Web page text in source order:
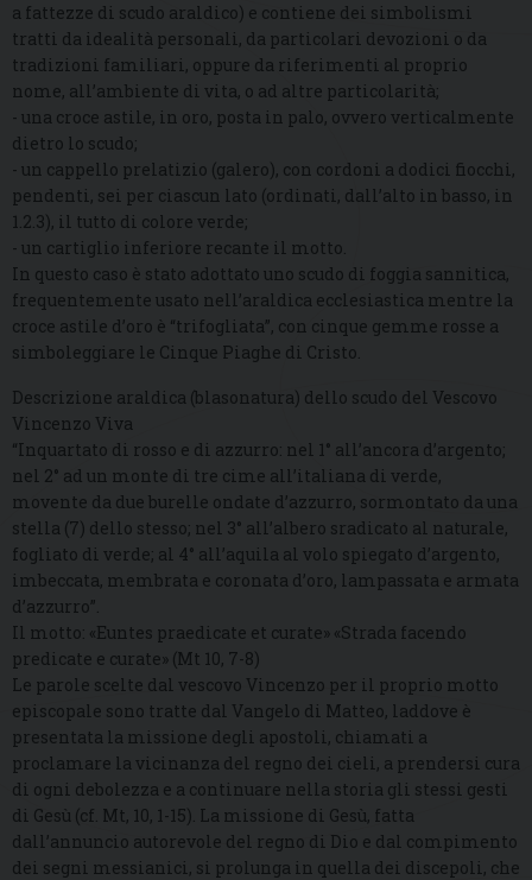
a fattezze di scudo araldico) e contiene dei simbolismi
tratti da idealità personali, da particolari devozioni o da
tradizioni familiari, oppure da riferimenti al proprio
nome, all’ambiente di vita, o ad altre particolarità;
- una croce astile, in oro, posta in palo, ovvero verticalmente
dietro lo scudo;
- un cappello prelatizio (galero), con cordoni a dodici fiocchi,
pendenti, sei per ciascun lato (ordinati, dall’alto in basso, in
1.2.3), il tutto di colore verde;
- un cartiglio inferiore recante il motto.
In questo caso è stato adottato uno scudo di foggia sannitica,
frequentemente usato nell’araldica ecclesiastica mentre la
croce astile d’oro è “trifogliata”, con cinque gemme rosse a
simboleggiare le Cinque Piaghe di Cristo.
Descrizione araldica (blasonatura) dello scudo del Vescovo
Vincenzo Viva
“Inquartato di rosso e di azzurro: nel 1° all’ancora d’argento;
nel 2° ad un monte di tre cime all’italiana di verde,
movente da due burelle ondate d’azzurro, sormontato da una
stella (7) dello stesso; nel 3° all’albero sradicato al naturale,
fogliato di verde; al 4° all’aquila al volo spiegato d’argento,
imbeccata, membrata e coronata d’oro, lampassata e armata
d’azzurro”.
Il motto: «Euntes praedicate et curate» «Strada facendo
predicate e curate» (Mt 10, 7-8)
Le parole scelte dal vescovo Vincenzo per il proprio motto
episcopale sono tratte dal Vangelo di Matteo, laddove è
presentata la missione degli apostoli, chiamati a
proclamare la vicinanza del regno dei cieli, a prendersi cura
di ogni debolezza e a continuare nella storia gli stessi gesti
di Gesù (cf. Mt, 10, 1-15). La missione di Gesù, fatta
dall’annuncio autorevole del regno di Dio e dal compimento
dei segni messianici, si prolunga in quella dei discepoli, che